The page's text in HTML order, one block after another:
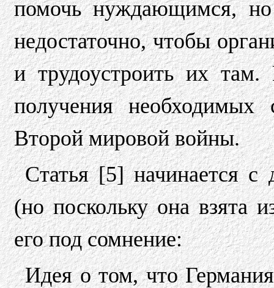
помочь нуждающимся,
недостаточно, чтобы
и трудоустроить их
получения необходимых
Второй мировой войны.
Статья [5] начинается с
(но поскольку она взята
его под сомнение:
Идея о том, что